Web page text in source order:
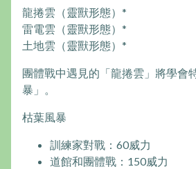
龍捲雲（靈獸形態）*
雷電雲（靈獸形態）*
土地雲（靈獸形態）*
團體戰中遇見的「龍捲雲」將學會
暴」。
枯葉風暴
訓練家對戰：60威力
道館和團體戰：150威力